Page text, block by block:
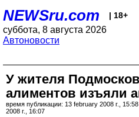
NEWSru.com | 18+
суббота, 8 августа 2026
Автоновости
У жителя
алиментов изъяли
время публикации: 13 february 2008 г.,
2008 г., 16:07